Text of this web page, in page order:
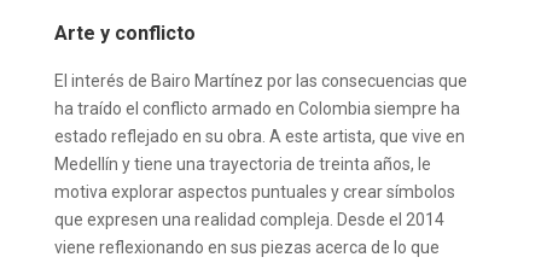
Arte y conflicto
El interés de Bairo Martínez por las consecuencias que
ha traído el conflicto armado en Colombia siempre ha
estado reflejado en su obra. A este artista, que vive en
Medellín y tiene una trayectoria de treinta años, le
motiva explorar aspectos puntuales y crear símbolos
que expresen una realidad compleja. Desde el 2014
viene reflexionando en sus piezas acerca de lo que